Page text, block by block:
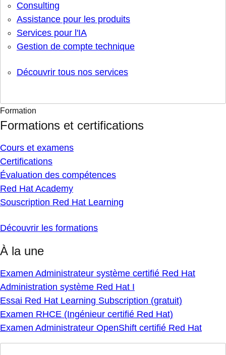
Consulting
Assistance pour les produits
Services pour l'IA
Gestion de compte technique
Découvrir tous nos services
Formation
Formations et certifications
Cours et examens
Certifications
Évaluation des compétences
Red Hat Academy
Souscription Red Hat Learning
Découvrir les formations
À la une
Examen Administrateur système certifié Red Hat
Administration système Red Hat I
Essai Red Hat Learning Subscription (gratuit)
Examen RHCE (Ingénieur certifié Red Hat)
Examen Administrateur OpenShift certifié Red Hat